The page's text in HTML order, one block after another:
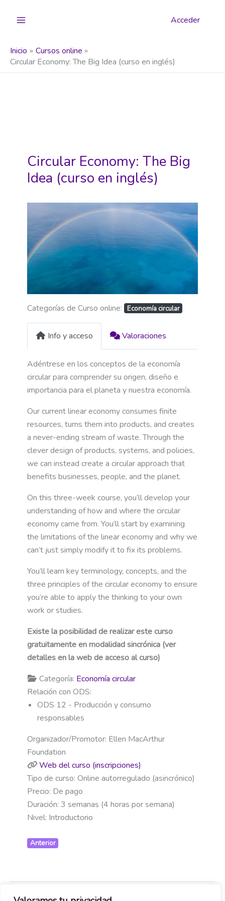
Acceder
Inicio
Cursos online
Circular Economy: The Big Idea (curso en inglés)
Circular Economy: The Big
Idea (curso en inglés)
Categorías de Curso online: Economía circular
Info y acceso Valoraciones
Adéntrese en los conceptos de la economía
circular para comprender su origen, diseño e
importancia para el planeta y nuestra economía.
Our current linear economy consumes finite
resources, turns them into products, and creates
a never-ending stream of waste. Through the
clever design of products, systems, and policies,
we can instead create a circular approach that
benefits businesses, people, and the planet.
On this three-week course, you’ll develop your
understanding of how and where the circular
economy came from. You’ll start by examining
the limitations of the linear economy and why we
can’t just simply modify it to fix its problems.
You’ll learn key terminology, concepts, and the
three principles of the circular economy to ensure
you’re able to apply the thinking to your own
work or studies.
Existe la posibilidad de realizar este curso
gratuitamente en modalidad sincrónica (ver
detalles en la web de acceso al curso)
Categoría: Economía circular
Relación con ODS:
ODS 12 - Producción y consumo
responsables
Organizador/Promotor: Ellen MacArthur
Foundation
Web del curso (inscripciones)
Tipo de curso:Online autorregulado (asincrónico)
Precio: De pago
Duración:3 semanas (4 horas por semana)
Nivel: Introductorio
Anterior